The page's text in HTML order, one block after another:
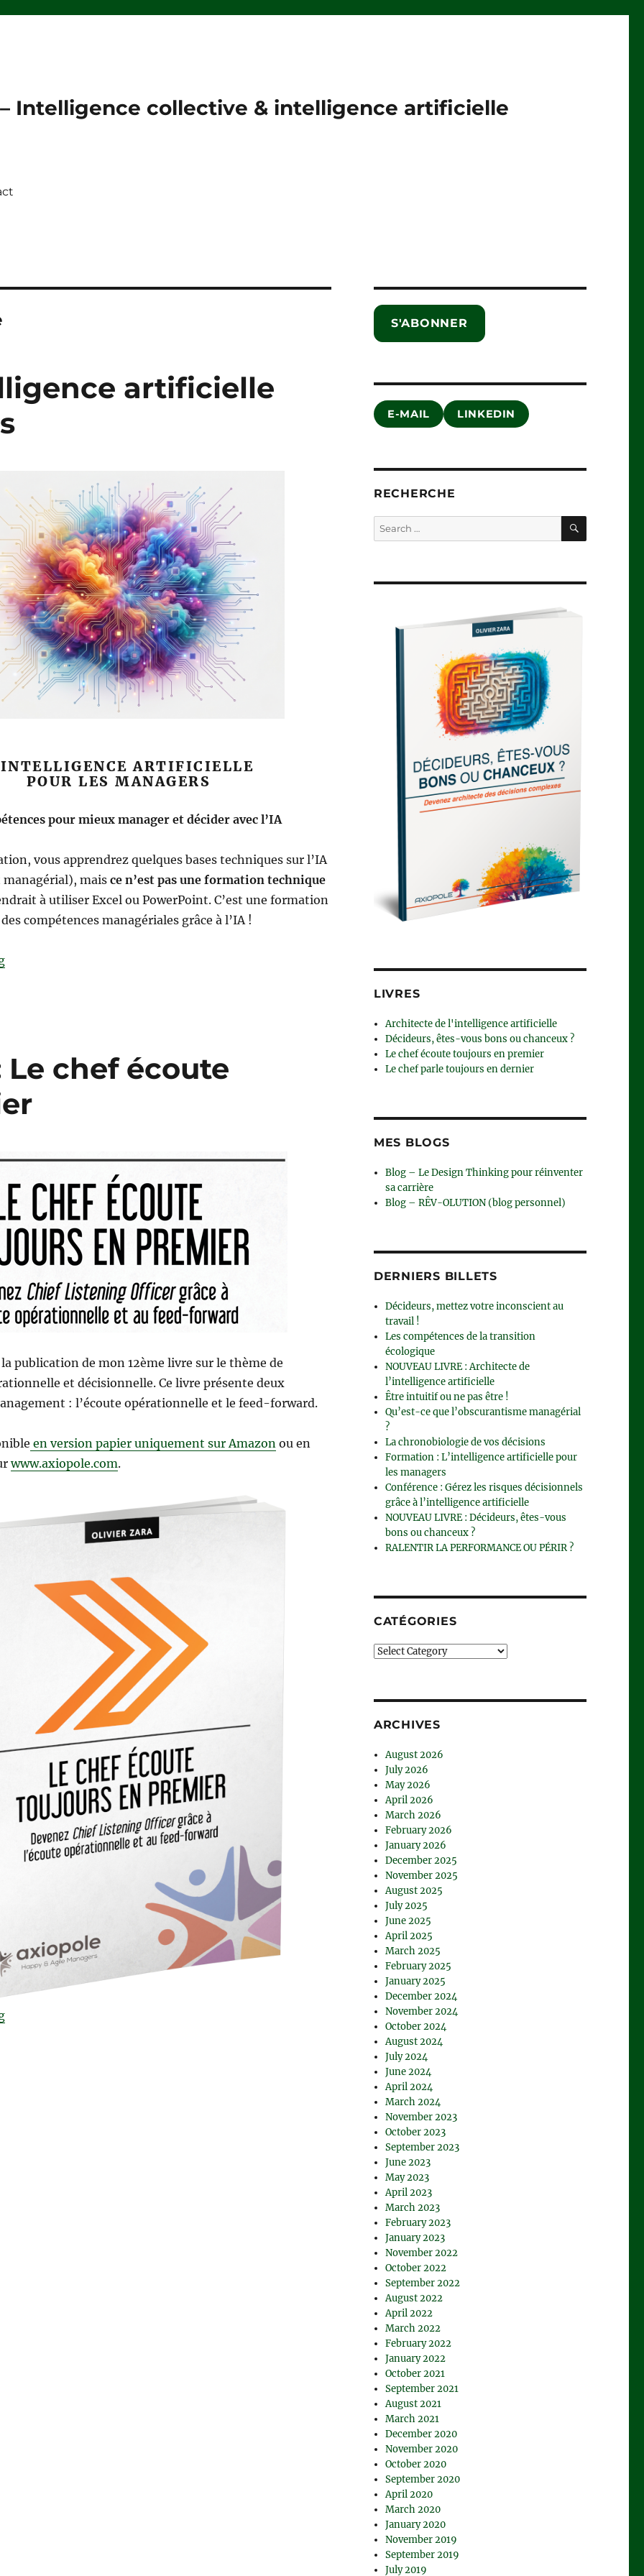
Intelligence collective & intelligence artificielle
artificielle
ARTIFICIELLE
POUR LES MANAGERS
pour mieux manager et décider avec l’IA
vous apprendrez quelques bases techniques sur l’IA
mais ce n’est pas une formation technique
à utiliser Excel ou PowerPoint. C’est une formation
compétences managériales grâce à l’IA !
“Formation : L’intelligence artificielle pour les managers”
Le chef écoute
publication de mon 12ème livre sur le thème de
et décisionnelle. Ce livre présente deux
: l’écoute opérationnelle et le feed-forward.
en version papier uniquement sur Amazonou en
www.axiopole.com.
“NOUVEAU LIVRE : Le chef écoute toujours en premier”
S'ABONNER
E-MAIL LINKEDIN
RECHERCHE
Search
for:
SEARCH
LIVRES
Architecte de l'intelligence artificielle
Décideurs, êtes-vous bons ou chanceux ?
Le chef écoute toujours en premier
Le chef parle toujours en dernier
MES BLOGS
Blog – Le Design Thinking pour réinventer
sa carrière
Blog – RÊV-OLUTION (blog personnel)
DERNIERS BILLETS
Décideurs, mettez votre inconscient au
travail !
Les compétences de la transition
écologique
NOUVEAU LIVRE : Architecte de
l’intelligence artificielle
Être intuitif ou ne pas être !
Qu’est-ce que l’obscurantisme managérial
?
La chronobiologie de vos décisions
Formation : L’intelligence artificielle pour
les managers
Conférence : Gérez les risques décisionnels
grâce à l’intelligence artificielle
NOUVEAU LIVRE : Décideurs, êtes-vous
bons ou chanceux ?
RALENTIR LA PERFORMANCE OU PÉRIR ?
CATÉGORIES
Catégories
ARCHIVES
August 2026
July 2026
May 2026
April 2026
March 2026
February 2026
January 2026
December 2025
November 2025
August 2025
July 2025
June 2025
April 2025
March 2025
February 2025
January 2025
December 2024
November 2024
October 2024
August 2024
July 2024
June 2024
April 2024
March 2024
November 2023
October 2023
September 2023
June 2023
May 2023
April 2023
March 2023
February 2023
January 2023
November 2022
October 2022
September 2022
August 2022
April 2022
March 2022
February 2022
January 2022
October 2021
September 2021
August 2021
March 2021
December 2020
November 2020
October 2020
September 2020
April 2020
March 2020
January 2020
November 2019
September 2019
July 2019